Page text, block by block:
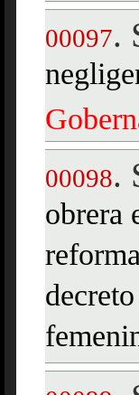
00097.
00098.
obrera